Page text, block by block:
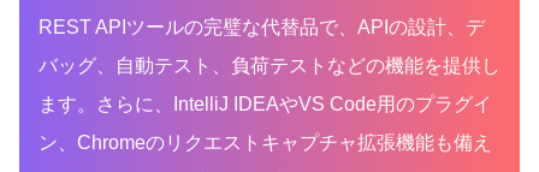
REST APIツールの完璧な代替品で、APIの設計、デ
バッグ、自動テスト、負荷テストなどの機能を提供し
ます。さらに、IntelliJ IDEAやVS Code用のプラグイ
ン、Chromeのリクエストキャプチャ拡張機能も備え